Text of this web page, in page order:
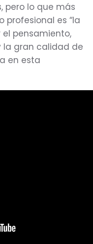
pero lo que más
profesional es “la
pensamiento,
gran calidad de
en esta